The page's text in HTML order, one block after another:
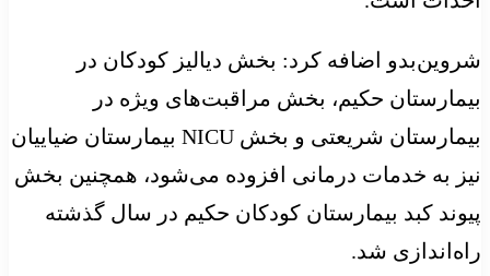
شروین‌بدو اضافه کرد: بخش دیالیز کودکان در
بیمارستان حکیم، بخش مراقبت‌های ویژه در
بیمارستان شریعتی و بخش NICU بیمارستان ضیاییان
نیز به خدمات درمانی افزوده می‌شود، همچنین بخش
پیوند کبد بیمارستان کودکان حکیم در سال گذشته
راه‌اندازی شد.